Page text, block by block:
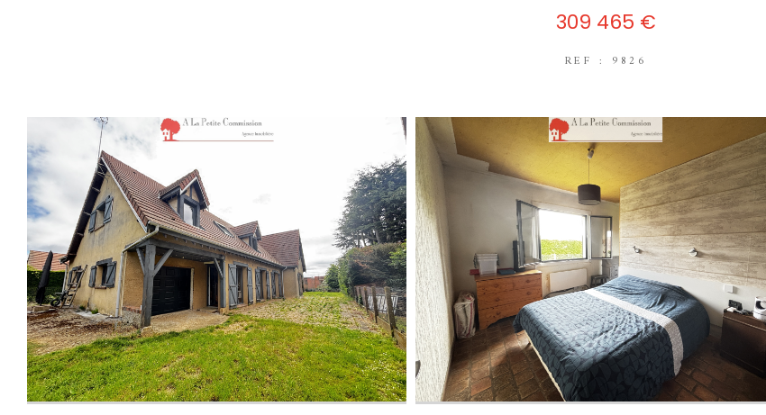
309 465 €
REF : 9826